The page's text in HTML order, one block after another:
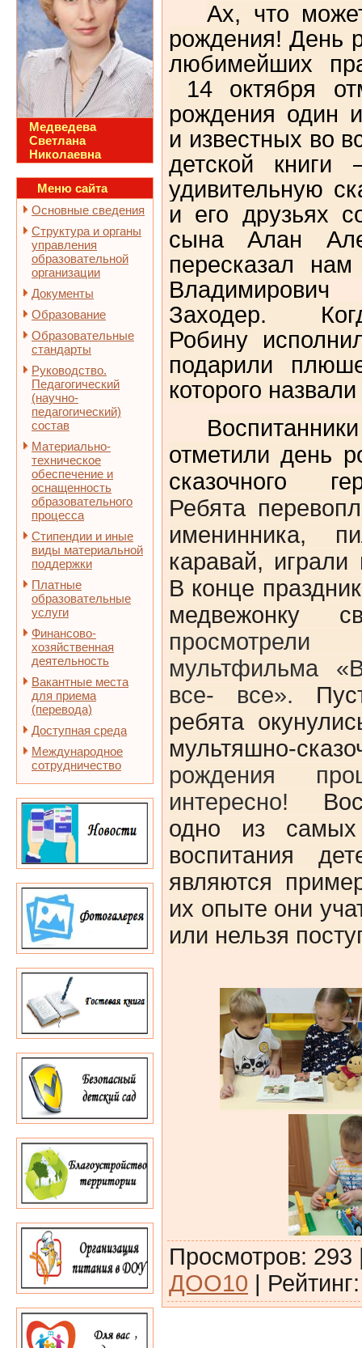
Медведева
Светлана
Николаевна
Меню сайта
Основные сведения
Структура и органы
управления
образовательной
организации
Документы
Образование
Образовательные
стандарты
Руководство.
Педагогический
(научно-
педагогический)
состав
Материально-
техническое
обеспечение и
оснащенность
образовательного
процесса
Стипендии и иные
виды материальной
поддержки
Платные
образовательные
услуги
Финансово-
хозяйственная
деятельность
Вакантные места
для приема
(перевода)
Доступная среда
Международное
сотрудничество
Ах, что
рождения!День
любимейших
14 октября
рождения один
и известных во
детской книги
удивительную
и его друзьях
сына Алан
пересказал
Владимирович
Заходер.
Робину
подарили
которого
отметили день
сказочного
Ребята
именинника,
каравай,
В конце
медвежонку
мультфильма
все- все».
ребята
мультяшно-
рождения
интересно!
одно из
воспитания
являются
их опыте они
или нельзя
Просмотров: 293
ДОО10 | Рейтинг: